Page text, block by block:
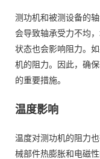
测功机和被测设备的
会导致轴承受力不均
状态也会影响阻力。
机的阻力。因此，确
的重要措施。
温度影响
温度对测功机的阻力
械部件热膨胀和电磁